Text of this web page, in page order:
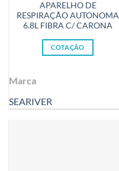
APARELHO DE
RESPIRAÇÃO AUTONOMA
6.8L FIBRA C/ CARONA
COTAÇÃO
Marca
SEARIVER